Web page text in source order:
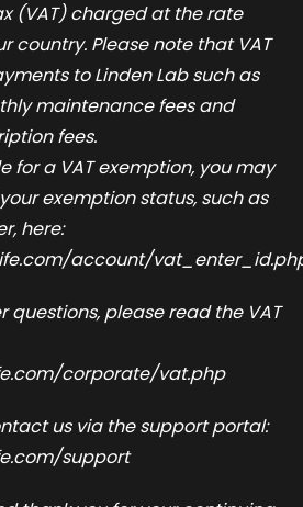
(VAT) charged at the rate
country. Please note that VAT
to Linden Lab such as
maintenance fees and
fees.
for a VAT exemption, you may
exemption status, such as
here:
account/
questions, please read the VAT
corporate/vat.php
us via the support portal:
support